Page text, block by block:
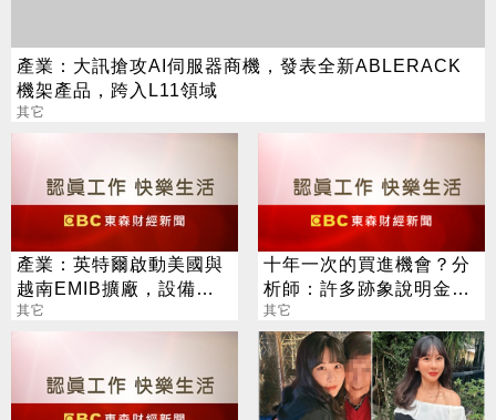
產業：大訊搶攻AI伺服器商機，發表全新ABLERACK
機架產品，跨入L11領域
其它
產業：英特爾啟動美國與
越南EMIB擴廠，設備商
鈦昇、志聖、印能傳獲大
其它
十年一次的買進機會？分
析師：許多跡象說明金價
接近觸底
其它